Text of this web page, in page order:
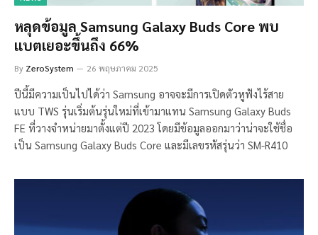
หลุดข้อมูล Samsung Galaxy Buds Core พบ
แบตเยอะขึ้นถึง 66%
By ZeroSystem 26 พฤษภาคม 2025
ปีนี้มีความเป็นไปได้ว่า Samsung อาจจะมีการเปิดตัวหูฟังไร้สาย
แบบ TWS รุ่นเริ่มต้นรุ่นใหม่ที่เข้ามาแทน Samsung Galaxy Buds
FE ที่วางจำหน่ายมาตั้งแต่ปี 2023 โดยมีข้อมูลออกมาว่าน่าจะใช้ชื่อ
เป็น Samsung Galaxy Buds Core และมีเลขรหัสรุ่นว่า SM-R410